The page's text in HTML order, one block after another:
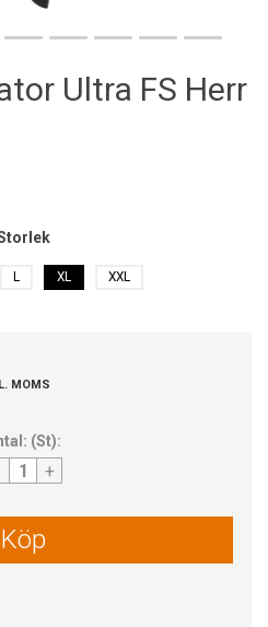
Ultra FS Herr
L XL XXL
MOMS
(St):
+
Köp